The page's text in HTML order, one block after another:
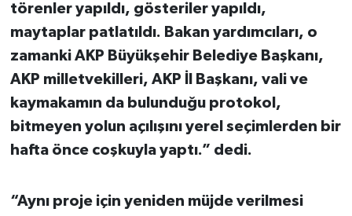
törenler yapıldı, gösteriler yapıldı,
maytaplar patlatıldı. Bakan yardımcıları, o
zamanki AKP Büyükşehir Belediye Başkanı,
AKP milletvekilleri, AKP İl Başkanı, vali ve
kaymakamın da bulunduğu protokol,
bitmeyen yolun açılışını yerel seçimlerden bir
hafta önce coşkuyla yaptı.” dedi.
“Aynı proje için yeniden müjde verilmesi